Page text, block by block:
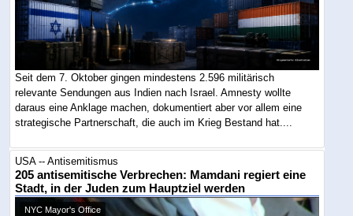
Seit dem 7. Oktober gingen mindestens 2.596 militärisch
relevante Sendungen aus Indien nach Israel. Amnesty wollte
daraus eine Anklage machen, dokumentiert aber vor allem eine
strategische Partnerschaft, die auch im Krieg Bestand hat....
USA -- Antisemitismus
205 antisemitische Verbrechen: Mamdani regiert eine
Stadt, in der Juden zum Hauptziel werden
NYC Mayor's Office